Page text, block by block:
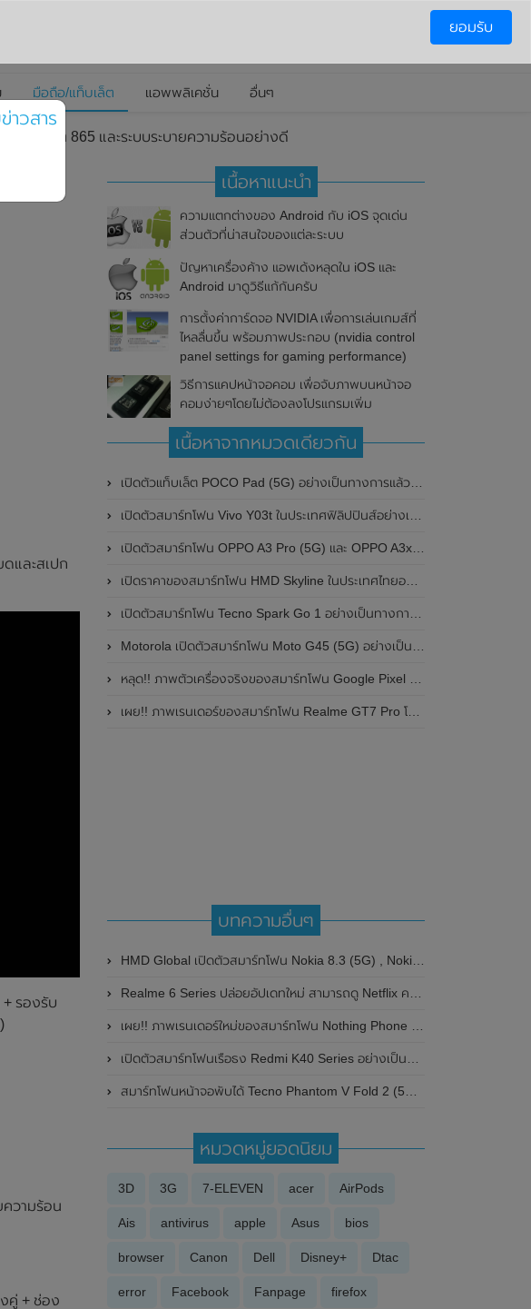
มือถือ/แท็บเล็ต แอพพลิเคชั่น อื่นๆ
865 และระบบระบายความร้อนอย่างดี
865
และสเปก
+ รองรับ
ความร้อน
คู่ + ช่อง
เนื้อหาแนะนำ
ความแตกต่างของ Android กับ iOS จุดเด่น
ส่วนตัวที่น่าสนใจของแต่ละระบบ
ปัญหาเครื่องค้าง แอพเด้งหลุดใน iOS และ
Android มาดูวิธีแก้กันครับ
การตั้งค่าการ์ดจอ NVIDIA เพื่อการเล่นเกมส์ที่
ไหลลื่นขึ้น พร้อมภาพประกอบ (nvidia control
panel settings for gaming performance)
วิธีการแคปหน้าจอคอม เพื่อจับภาพบนหน้าจอ
คอมง่ายๆโดยไม่ต้องลงโปรแกรมเพิ่ม
เนื้อหาจากหมวดเดียวกัน
เปิดตัวแท็บเล็ต POCO Pad (5G) อย่างเป็นทางการแล้วในประเทศอินเดีย มาพร้อมชิปเซ็ต Snapdragon 7s Gen 2 ของ Qualcomm และรองรับเครือข่าย 5G
เปิดตัวสมาร์ทโฟน Vivo Y03t ในประเทศฟิลิปปินส์อย่างเป็นทางการแล้ว มาพร้อมชิปเซ็ต Unisoc T612 , กล้องหลัง ความละเอียด 13MP , แบตเตอรี่ 5,000mAh และหน้าจอแสดงผล LCD / 90Hz
เปิดตัวสมาร์ทโฟน OPPO A3 Pro (5G) และ OPPO A3x ในประเทศไทยอย่างเป็นทางการแล้ว ในราคาเริ่มต้นเพียง 3,999 บาท
เปิดราคาของสมาร์ทโฟน HMD Skyline ในประเทศไทยอย่างเป็นทางการแล้ว ราคา 14,990 บาท
เปิดตัวสมาร์ทโฟน Tecno Spark Go 1 อย่างเป็นทางการแล้ว มาพร้อมหน้าจอแสดงผล LCD / 120Hz , แบตเตอรี่ 5,000mAh และใช้ชิปเซ็ต Unisoc
Motorola เปิดตัวสมาร์ทโฟน Moto G45 (5G) อย่างเป็นทางการแล้วในอินเดีย
หลุด!! ภาพตัวเครื่องจริงของสมาร์ทโฟน Google Pixel 9a โชว์ดีไซน์ใหม่ กล้องหลังแบนราบ ไม่มีกรอบของกล้องแล้ว
เผย!! ภาพเรนเดอร์ของสมาร์ทโฟน Realme GT7 Pro โชว์ให้เห็นดีไซน์ใหม่ พร้อมเผยรายละเอียดสเปกที่สำคัญบางส่วน
บทความอื่นๆ
HMD Global เปิดตัวสมาร์ทโฟน Nokia 8.3 (5G) , Nokia 5.3 และ Nokia 1.3(Go edition)
Realme 6 Series ปล่อยอัปเดทใหม่ สามารถดู Netflix ความละเอียดระดับ HD ได้แล้ว
เผย!! ภาพเรนเดอร์ใหม่ของสมาร์ทโฟน Nothing Phone (2a) พร้อมรายละเอียดสเปกและราคาก่อนเปิดตัวที่อินเดีย ในวันที่ 5 มีนาคม 2024 นี้
เปิดตัวสมาร์ทโฟนเรือธง Redmi K40 Series อย่างเป็นทางการที่ประเทศจีน ในราคาประหยัด มาพร้อมกับความเร็ว , ความแรง และสเปกแบบจัดเต็ม
สมาร์ทโฟนหน้าจอพับได้ Tecno Phantom V Fold 2 (5G) และ Tecno Phantom V Flip 2 (5G) ผ่านการรับรองจาก EEC และ Geekbench ลุ้นเปิดตัวในเร็วๆนี้
หมวดหมู่ยอดนิยม
3D 3G 7-ELEVEN acer AirPods
Ais antivirus apple Asus bios
browser Canon Dell Disney+ Dtac
error Facebook Fanpage firefox
ยอมรับ
าวสาร